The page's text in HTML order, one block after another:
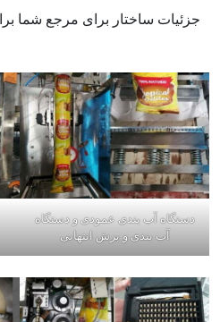
جزئیات ساختار برای مرجع شما
دستگاه آب بندی عمودی و دستگاه
آب بندی و برش انتهایی